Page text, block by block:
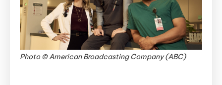
Photo © American Broadcasting Company (ABC)